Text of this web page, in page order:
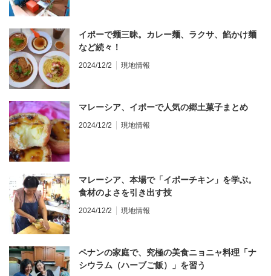
イポーで麺三昧。カレー麺、ラクサ、餡かけ麺
など続々！
2024/12/2 現地情報
マレーシア、イポーで人気の郷土菓子まとめ
2024/12/2 現地情報
マレーシア、本場で「イポーチキン」を学ぶ。
食材のよさを引き出す技
2024/12/2 現地情報
ペナンの家庭で、究極の美食ニョニャ料理「ナ
シウラム（ハーブご飯）」を習う